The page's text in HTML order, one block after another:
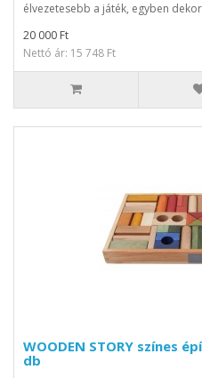
élvezetesebb a játék, egyben
20 000 Ft
Nettó ár: 15 748 Ft
WOODEN STORY színes
db